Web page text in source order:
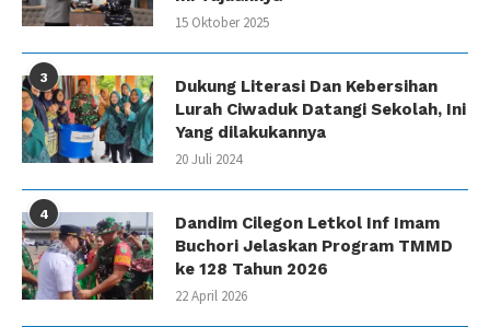
15 Oktober 2025
3
Dukung Literasi Dan Kebersihan
Lurah Ciwaduk Datangi Sekolah, Ini
Yang dilakukannya
20 Juli 2024
4
Dandim Cilegon Letkol Inf Imam
Buchori Jelaskan Program TMMD
ke 128 Tahun 2026
22 April 2026